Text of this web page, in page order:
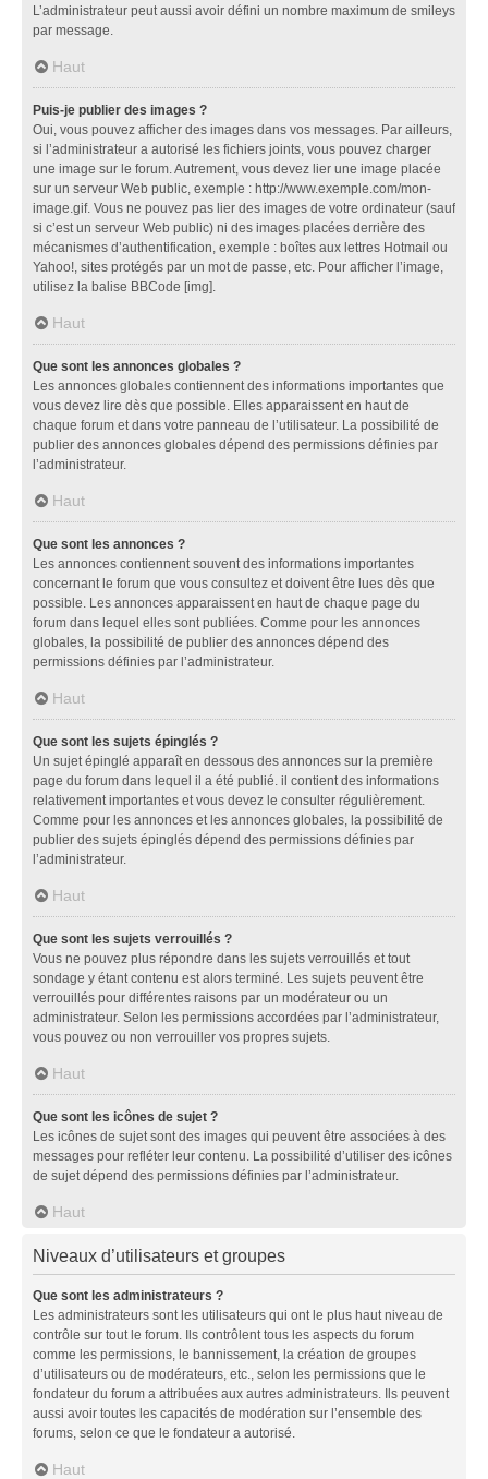
L’administrateur peut aussi avoir défini un nombre maximum de smileys
par message.
Haut
Puis-je publier des images ?
Oui, vous pouvez afficher des images dans vos messages. Par ailleurs,
si l’administrateur a autorisé les fichiers joints, vous pouvez charger
une image sur le forum. Autrement, vous devez lier une image placée
sur un serveur Web public, exemple : http://www.exemple.com/mon-
image.gif. Vous ne pouvez pas lier des images de votre ordinateur (sauf
si c’est un serveur Web public) ni des images placées derrière des
mécanismes d’authentification, exemple : boîtes aux lettres Hotmail ou
Yahoo!, sites protégés par un mot de passe, etc. Pour afficher l’image,
utilisez la balise BBCode [img].
Haut
Que sont les annonces globales ?
Les annonces globales contiennent des informations importantes que
vous devez lire dès que possible. Elles apparaissent en haut de
chaque forum et dans votre panneau de l’utilisateur. La possibilité de
publier des annonces globales dépend des permissions définies par
l’administrateur.
Haut
Que sont les annonces ?
Les annonces contiennent souvent des informations importantes
concernant le forum que vous consultez et doivent être lues dès que
possible. Les annonces apparaissent en haut de chaque page du
forum dans lequel elles sont publiées. Comme pour les annonces
globales, la possibilité de publier des annonces dépend des
permissions définies par l’administrateur.
Haut
Que sont les sujets épinglés ?
Un sujet épinglé apparaît en dessous des annonces sur la première
page du forum dans lequel il a été publié. il contient des informations
relativement importantes et vous devez le consulter régulièrement.
Comme pour les annonces et les annonces globales, la possibilité de
publier des sujets épinglés dépend des permissions définies par
l’administrateur.
Haut
Que sont les sujets verrouillés ?
Vous ne pouvez plus répondre dans les sujets verrouillés et tout
sondage y étant contenu est alors terminé. Les sujets peuvent être
verrouillés pour différentes raisons par un modérateur ou un
administrateur. Selon les permissions accordées par l’administrateur,
vous pouvez ou non verrouiller vos propres sujets.
Haut
Que sont les icônes de sujet ?
Les icônes de sujet sont des images qui peuvent être associées à des
messages pour refléter leur contenu. La possibilité d’utiliser des icônes
de sujet dépend des permissions définies par l’administrateur.
Haut
Niveaux d’utilisateurs et groupes
Que sont les administrateurs ?
Les administrateurs sont les utilisateurs qui ont le plus haut niveau de
contrôle sur tout le forum. Ils contrôlent tous les aspects du forum
comme les permissions, le bannissement, la création de groupes
d’utilisateurs ou de modérateurs, etc., selon les permissions que le
fondateur du forum a attribuées aux autres administrateurs. Ils peuvent
aussi avoir toutes les capacités de modération sur l’ensemble des
forums, selon ce que le fondateur a autorisé.
Haut